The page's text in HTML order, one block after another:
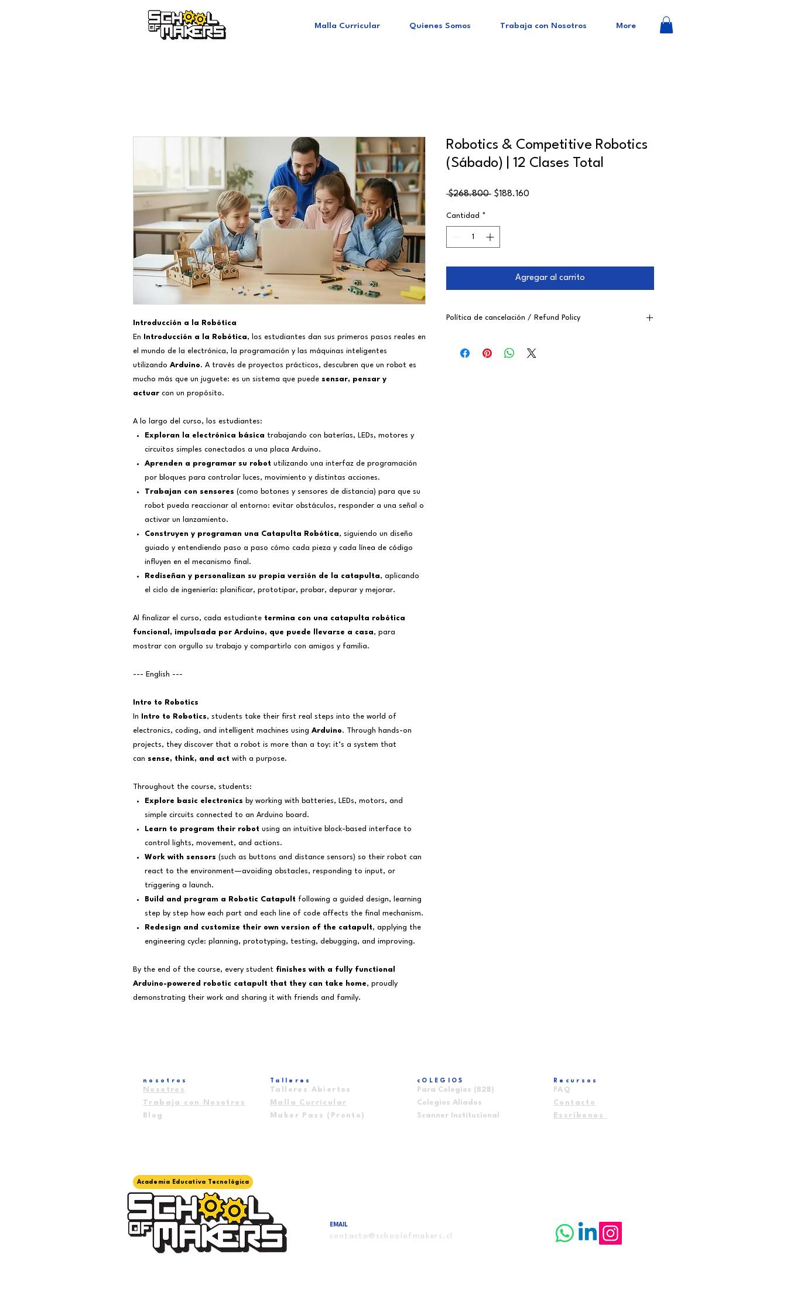
Malla Curricular Quienes Somos Trabaja con Nosotros More
Introducción a la Robótica
En
Introducción a la Robótica, los estudiantes dan sus primeros pasos reales en
el mundo de la electrónica, la programación y las máquinas inteligentes
utilizando Arduino. A través de proyectos prácticos, descubren que un robot es
mucho más que un juguete: es un sistema que puede sensar, pensar y
actuar con un propósito.
A lo largo del curso, los estudiantes:
Exploran la electrónica básica trabajando con baterías, LEDs, motores y
circuitos simples conectados a una placa Arduino.
Aprenden a programar su robot utilizando una interfaz de programación
por bloques para controlar luces, movimiento y distintas acciones.
Trabajan con sensores (como botones y sensores de distancia) para que su
robot pueda reaccionar al entorno: evitar obstáculos, responder a una señal o
activar un lanzamiento.
Construyen y programan una Catapulta Robótica, siguiendo un diseño
guiado y entendiendo paso a paso cómo cada pieza y cada línea de código
influyen en el mecanismo final.
Rediseñan y personalizan su propia versión de la catapulta, aplicando
el ciclo de ingeniería: planificar, prototipar, probar, depurar y mejorar.
Al finalizar el curso, cada estudiante termina con una catapulta robótica
funcional, impulsada por Arduino, que puede llevarse a casa, para
mostrar con orgullo su trabajo y compartirlo con amigos y familia.
--- English ---
Intro to Robotics
In
Intro to Robotics, students take their first real steps into the world of
electronics, coding, and intelligent machines using Arduino. Through hands-on
projects, they discover that a robot is more than a toy: it’s a system that
can sense, think, and act with a purpose.
Throughout the course, students:
Explore basic electronics by working with batteries, LEDs, motors, and
simple circuits connected to an Arduino board.
Learn to program their robot using an intuitive block-based interface to
control lights, movement, and actions.
Work with sensors (such as buttons and distance sensors) so their robot can
react to the environment—avoiding obstacles, responding to input, or
triggering a launch.
Build and program a Robotic Catapult following a guided design, learning
step by step how each part and each line of code affects the final mechanism.
Redesign and customize their own version of the catapult, applying the
engineering cycle: planning, prototyping, testing, debugging, and improving.
By the end of the course, every student finishes with a fully functional
Arduino-powered robotic catapult that they can take home, proudly
demonstrating their work and sharing it with friends and family.
Robotics & Competitive Robotics
(Sábado) | 12 Clases Total
$268.800 Precio
$188.160
Cantidad *
Agregar al carrito
Política de cancelación / Refund Policy
Si necesita cancelar la participación de su hijo/a, el
nosotros
Nosotros
Trabaja con Nosotros
Blog
Talleres
Talleres Abiertos
Malla Curricular
Maker Pass (Pronto)
cOLEGIOS
Para Colegios (B2B)
Colegios Aliados
Scanner Institucional
EMAIL
contacto@schoolofmakers.cl
Academia Educativa Tecnológica
Recursos
FAQ
Contacto
Escríbenos